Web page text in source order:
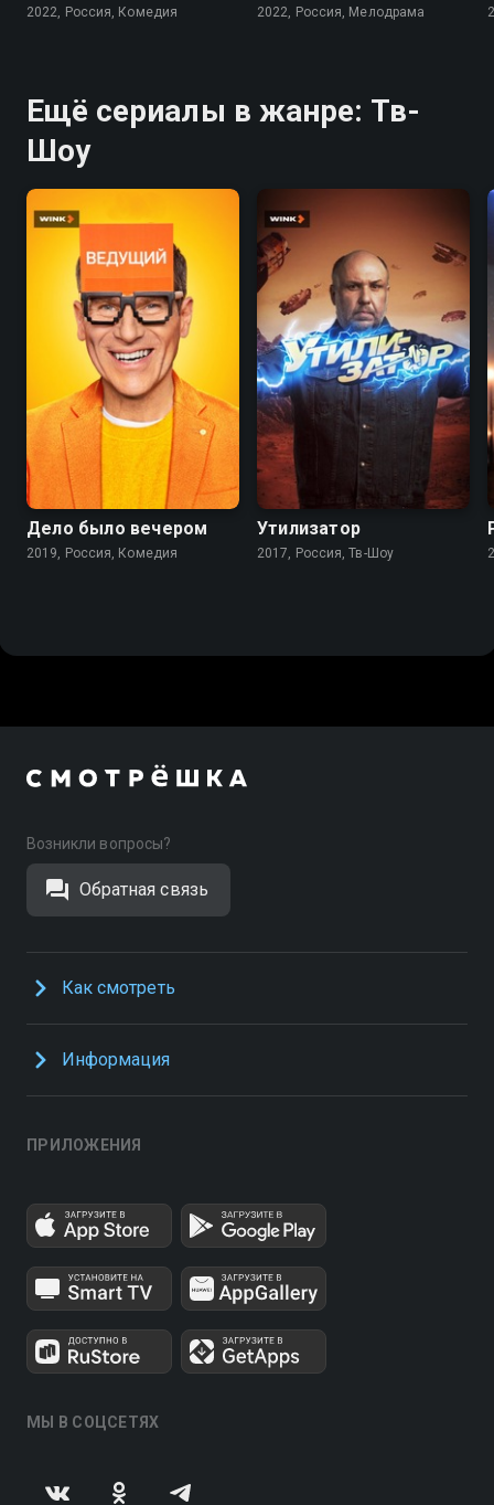
2022, Россия, Комедия 2022, Россия, Мелодрама
Ещё сериалы в жанре: Тв-
Шоу
7.1
Дело было вечером
2019, Россия, Комедия
7.4
Утилизатор
2017, Россия, Тв-Шоу
Возникли вопросы?
Обратная связь
Как смотреть
Информация
ПРИЛОЖЕНИЯ
МЫ В СОЦСЕТЯХ